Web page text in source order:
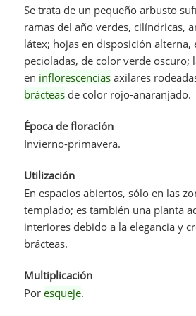
Se trata de un pequeño arbusto
ramas del año verdes, cilíndricas,
látex; hojas en disposición alterna,
pecioladas, de color verde oscuro;
en inflorescencias axilares
brácteas de color rojo-anaranjado.
Época de floración
Invierno-primavera.
Utilización
En espacios abiertos, sólo en las
templado; es también una planta
interiores debido a la elegancia y
brácteas.
Multiplicación
Poresqueje.